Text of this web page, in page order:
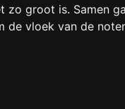
zo groot is. Samen
de vloek van de